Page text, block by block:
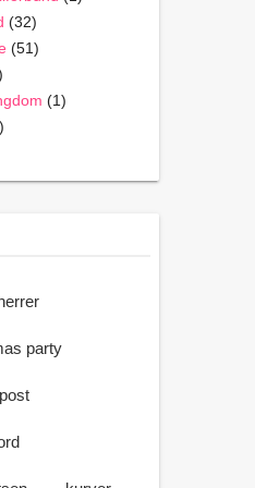
(32)
(51)
(1)
party